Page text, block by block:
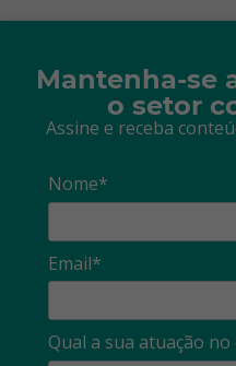
Mantenha-se
o setor
Assine e receba
Nome*
Email*
Qual a sua atuação